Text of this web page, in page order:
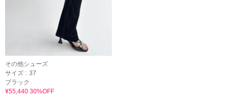
その他シューズ
サイズ : 37
ブラック
¥55,440 30%OFF